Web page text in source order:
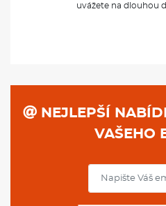
uvážete na dlouhou
NEJLEPŠÍ
VAŠEHO